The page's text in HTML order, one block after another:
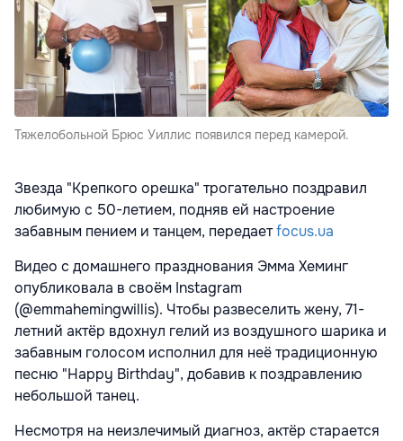
Тяжелобольной Брюс Уиллис появился перед камерой.
Звезда "Крепкого орешка" трогательно поздравил
любимую с 50-летием, подняв ей настроение
забавным пением и танцем, передаетfocus.ua
Видео с домашнего празднования Эмма Хеминг
опубликовала в своём Instagram
(@emmahemingwillis). Чтобы развеселить жену, 71-
летний актёр вдохнул гелий из воздушного шарика и
забавным голосом исполнил для неё традиционную
песню "Happy Birthday", добавив к поздравлению
небольшой танец.
Несмотря на неизлечимый диагноз, актёр старается